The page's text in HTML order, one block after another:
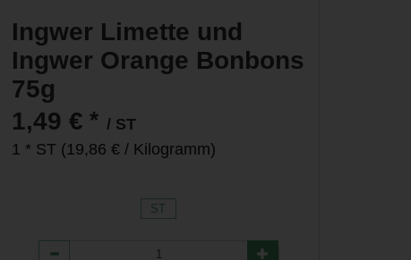
Ingwer Limette und
Ingwer Orange Bonbons
75g
1,49 € * / ST
1 * ST (19,86 € / Kilogramm)
ST
Anzahl